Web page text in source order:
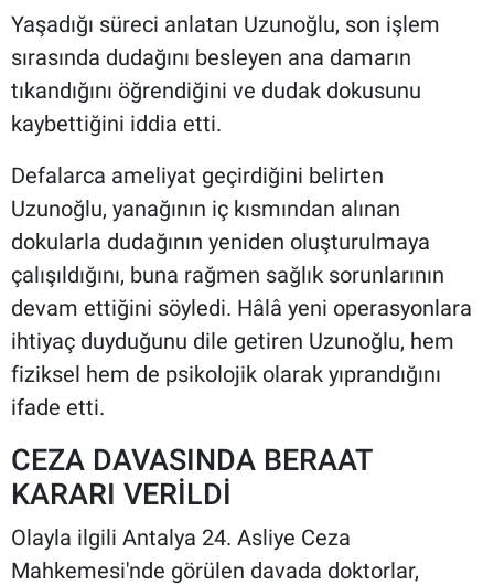
Yaşadığı süreci anlatan Uzunoğlu, son işlem
sırasında dudağını besleyen ana damarın
tıkandığını öğrendiğini ve dudak dokusunu
kaybettiğini iddia etti.
Defalarca ameliyat geçirdiğini belirten
Uzunoğlu, yanağının iç kısmından alınan
dokularla dudağının yeniden oluşturulmaya
çalışıldığını, buna rağmen sağlık sorunlarının
devam ettiğini söyledi. Hâlâ yeni operasyonlara
ihtiyaç duyduğunu dile getiren Uzunoğlu, hem
fiziksel hem de psikolojik olarak yıprandığını
ifade etti.
CEZA DAVASINDA BERAAT
KARARI VERİLDİ
Olayla ilgili Antalya 24. Asliye Ceza
Mahkemesi'nde görülen davada doktorlar,